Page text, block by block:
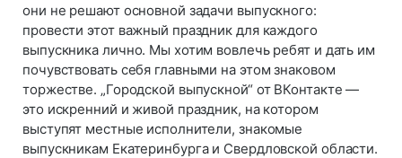
они не решают основной задачи выпускного:
провести этот важный праздник для каждого
выпускника лично. Мы хотим вовлечь ребят и дать им
почувствовать себя главными на этом знаковом
торжестве. „Городской выпускной“ от ВКонтакте —
это искренний и живой праздник, на котором
выступят местные исполнители, знакомые
выпускникам Екатеринбурга и Свердловской области.